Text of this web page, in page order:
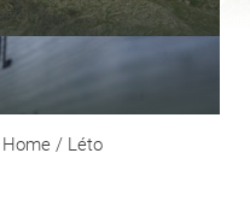
Home / Léto